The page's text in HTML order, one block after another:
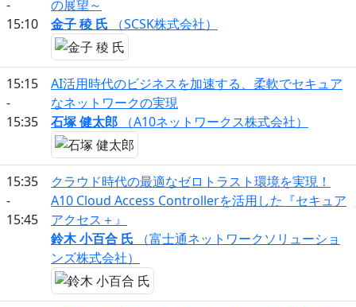
-
15:10
の展望～
金子 稜 氏 （SCSK株式会社）
15:15
-
15:35
AI活用時代のビジネスを加速する、柔軟でセキュア
なネットワークの実現
石塚 健太郎 （A10ネットワークス株式会社）
15:35
-
15:45
クラウド時代の最適なゼロトラスト環境を実現！
A10 Cloud Access Controllerを活用した『セキュア
アクセス＋』
鈴木 小百合 氏 （富士通ネットワークソリューショ
ンズ株式会社）